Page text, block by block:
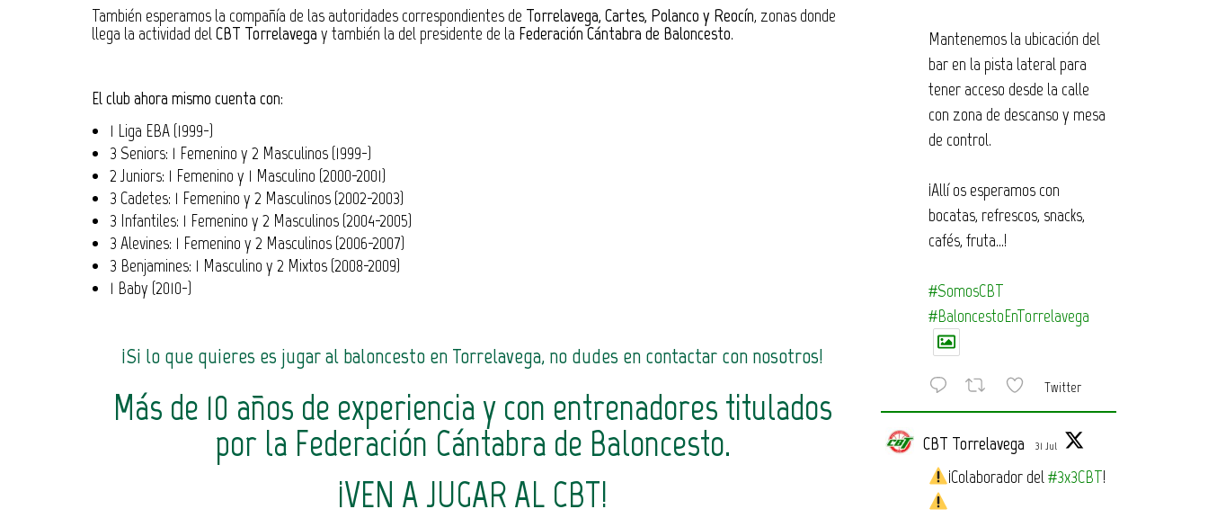
También esperamos la compañía de las autoridades correspondientes de Torrelavega, Cartes, Polanco y Reocín, zonas donde
llega la actividad delCBT Torrelavegay también la del presidente de la Federación Cántabra de Baloncesto.
El club ahora mismo cuenta con:
1 Liga EBA (1999-)
3 Seniors: 1 Femenino y 2 Masculinos (1999-)
2 Juniors: 1 Femenino y 1 Masculino (2000-2001)
3 Cadetes: 1 Femenino y 2 Masculinos (2002-2003)
3 Infantiles: 1 Femenino y 2 Masculinos (2004-2005)
3 Alevines: 1 Femenino y 2 Masculinos (2006-2007)
3 Benjamines: 1 Masculino y 2 Mixtos (2008-2009)
1 Baby (2010-)
¡Si lo que quieres es jugar al baloncesto en Torrelavega, no dudes en contactar con nosotros!
Más de 10 años de experiencia y con entrenadores titulados
por la Federación Cántabra de Baloncesto.
¡VEN A JUGAR AL CBT!
Mantenemos la ubicación del
bar en la pista lateral para
tener acceso desde la calle
con zona de descanso y mesa
de control.
¡Allí os esperamos con
bocatas, refrescos, snacks,
cafés, fruta…!
#SomosCBT
#BaloncestoEnTorrelavega
Twitter
CBT Torrelavega 31 Jul
¡Colaborador del#3x3CBT!